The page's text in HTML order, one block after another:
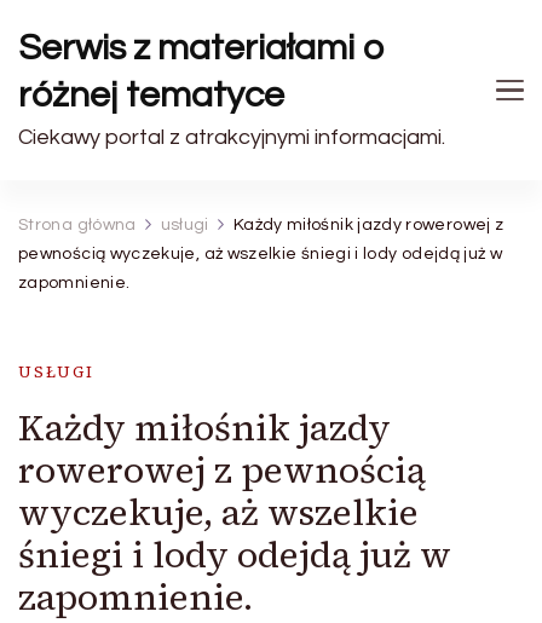
Serwis z materiałami o
różnej tematyce
Ciekawy portal z atrakcyjnymi informacjami.
Strona główna usługi
Każdy miłośnik jazdy rowerowej z
pewnością wyczekuje, aż wszelkie śniegi i lody odejdą już w
zapomnienie.
USŁUGI
Każdy miłośnik jazdy
rowerowej z pewnością
wyczekuje, aż wszelkie
śniegi i lody odejdą już w
zapomnienie.